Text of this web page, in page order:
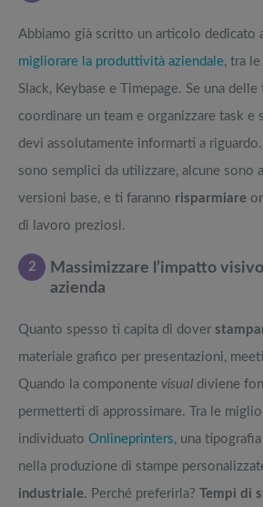
Abbiamo già scritto un articolo dedicato
migliorare la produttività aziendale, tra
Slack, Keybase e Timepage. Se una
coordinare un team e organizzare task e
devi assolutamente informarti a
sono semplici da utilizzare, alcune sono
versioni base, e ti faranno risparmiare
di lavoro preziosi.
2
Massimizzare l’impatto
azienda
Quanto spesso ti capita di dover
materiale grafico per presentazioni,
Quando la componente visual diviene
permetterti di approssimare. Tra le
individuato Onlineprinters, una
nella produzione di stampe
industriale. Perché preferirla? Tempi di